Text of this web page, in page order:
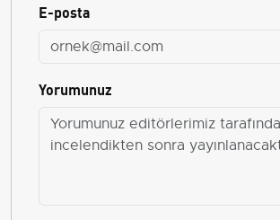
E-posta
Yorumunuz